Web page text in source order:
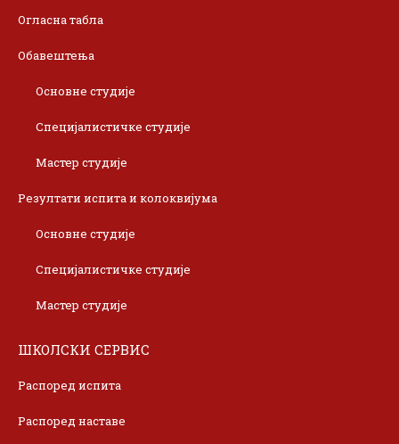
Огласна табла
Обавештења
Основне студије
Специјалистичке студије
Мастер студије
Резултати испита и колоквијума
Основне студије
Специјалистичке студије
Мастер студије
ШКОЛСКИ СЕРВИС
Распоред испита
Распоред наставе